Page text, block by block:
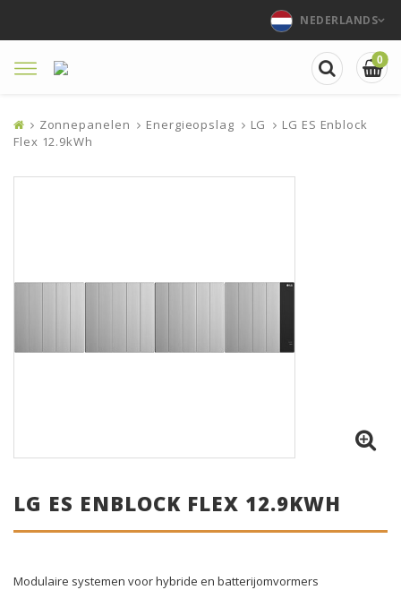
NEDERLANDS
Toggle
0
Zonnepanelen Energieopslag LG
LG ES Enblock
Flex 12.9kWh
LG ES ENBLOCK FLEX 12.9KWH
Modulaire systemen voor hybride en batterijomvormers